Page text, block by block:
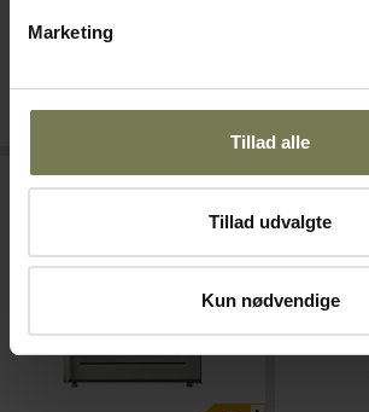
Marketing
Tillad alle
Tillad udvalgte
Kun nødvendige
Normalpris: 8.300,00 kr./stk.
Kampagnevare